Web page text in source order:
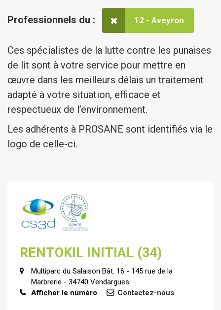
Professionnels du : 12 - Aveyron
Ces spécialistes de la lutte contre les punaises
de lit sont à votre service pour mettre en
œuvre dans les meilleurs délais un traitement
adapté à votre situation, efficace et
respectueux de l’environnement.
Les adhérents à PROSANE sont identifiés via le
logo de celle-ci.
RENTOKIL INITIAL (34)
Multiparc du Salaison Bât. 16 - 145 rue de la
Marbrerie - 34740 Vendargues
Afficher le numéro
Contactez-nous